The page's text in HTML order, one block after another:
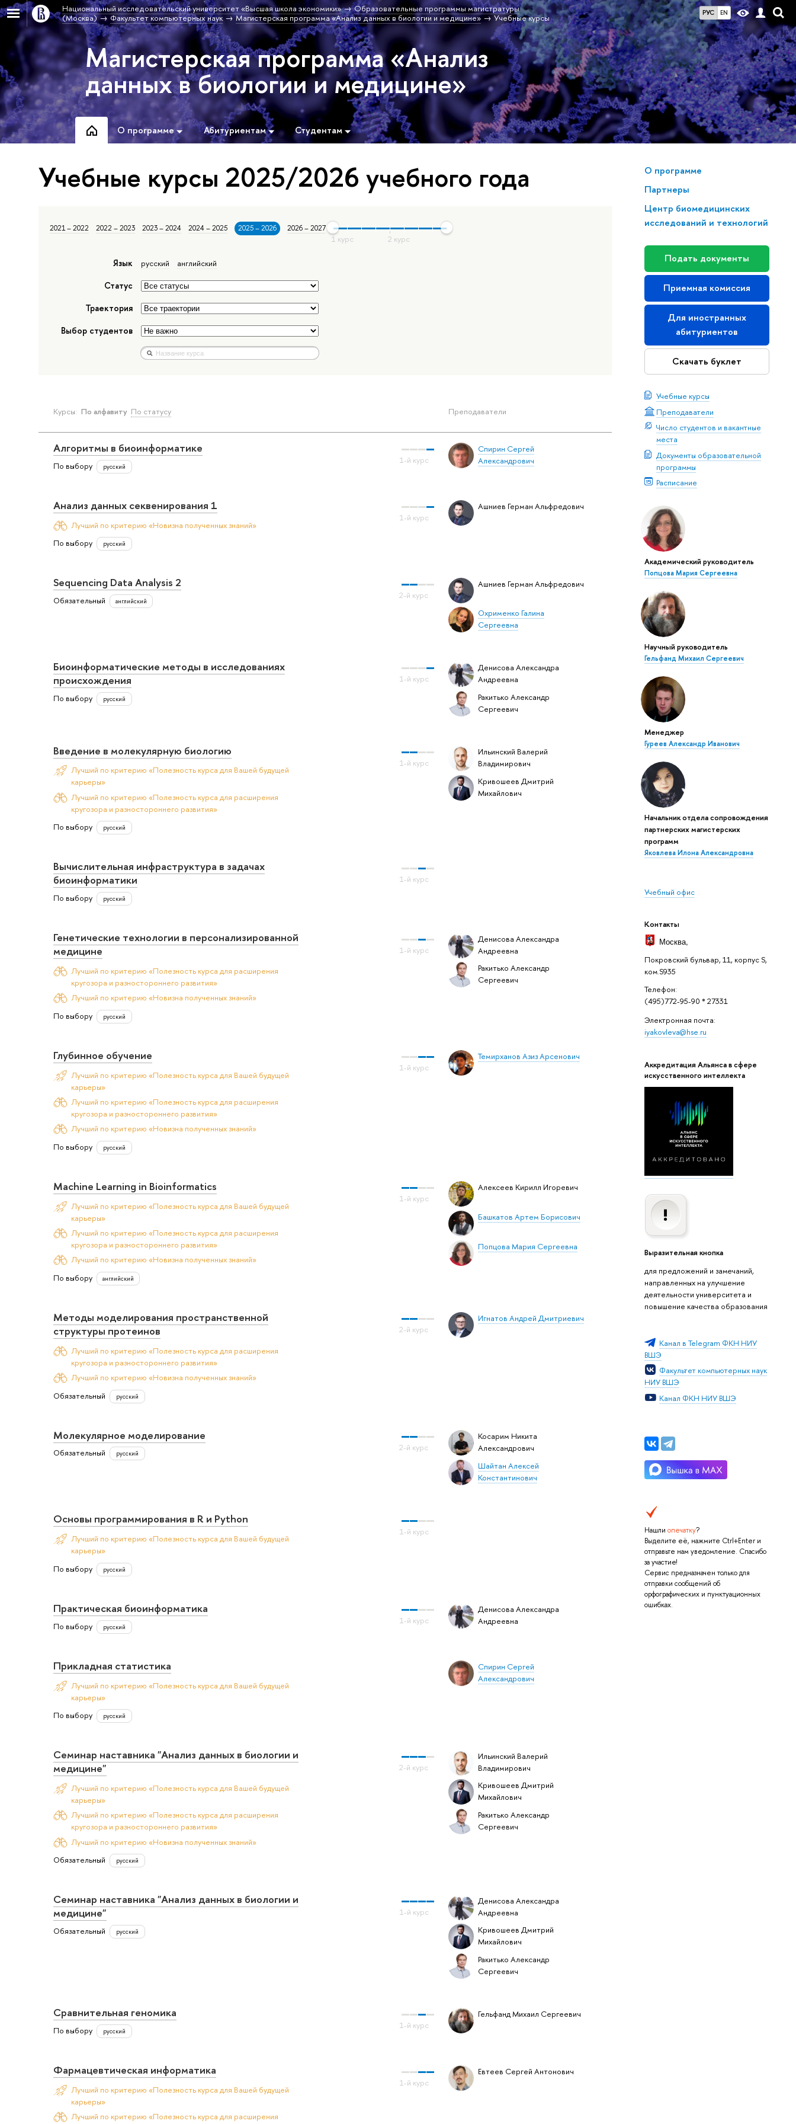
РУС EN
Национальный исследовательский университет «Высшая школа экономики»
Образовательные программы магистратуры
(Москва)
Факультет компьютерных наук Магистерская программа «Анализ данных в биологии и медицине» Учебные курсы
Магистерская программа «Анализ
данных в биологии и медицине»
О программе Абитуриентам Студентам
О программе
Партнеры
Центр биомедицинских
исследований и технологий
Подать документы
Приемная комиссия
Для иностранных
абитуриентов
Скачать буклет
Учебные курсы
Преподаватели
Число студентов и вакантные
места
Документы образовательной
программы
Расписание
Академический руководитель
Попцова Мария Сергеевна
Научный руководитель
Гельфанд Михаил Сергеевич
Менеджер
Гуреев Александр Иванович
Начальник отдела сопровождения
партнерских магистерских
программ
Яковлева Илона Александровна
Учебный офис
Контакты
Москва,
Покровский бульвар, 11, корпус S,
ком.S935
Телефон:
(495)772-95-90 * 27331
Электронная почта:
iyakovleva@hse.ru
Аккредитация Альянса в сфере
искусственного интеллекта
Выразительная кнопка
для предложений и замечаний,
направленных на улучшение
деятельности университета и
повышение качества образования
Канал в Telegram ФКН НИУ
ВШЭ
Факультет компьютерных наук
НИУ ВШЭ
Канал ФКН НИУ ВШЭ
Нашли опечатку?
Выделите её, нажмите Ctrl+Enter и
отправьте нам уведомление. Спасибо
за участие!
Сервис предназначен только для
отправки сообщений об
орфографических и пунктуационных
ошибках.
Учебные курсы 2025/2026 учебного года
2021 – 2022 2022 – 2023 2023 – 2024 2024 – 2025 2025 – 2026 2026 – 2027
Язык русский английский
Статус
Траектория
Выбор студентов
Преподаватели
Курсы: По алфавиту По статусу
Спирин Сергей
Александрович
Алгоритмы в биоинформатике
По выбору русский
Ашниев Герман Альфредович
Анализ данных секвенирования 1
Лучший по критерию «Новизна полученных знаний»
По выбору
русский
Ашниев Герман Альфредович
Охрименко Галина
Сергеевна
Sequencing Data Analysis 2
Обязательный английский
Денисова Александра
Андреевна
Ракитько Александр
Сергеевич
Биоинформатические методы в исследованиях
происхождения
По выбору русский
Ильинский Валерий
Владимирович
Кривошеев Дмитрий
Михайлович
Введение в молекулярную биологию
Лучший по критерию «Полезность курса для Вашей будущей
карьеры»
Лучший по критерию «Полезность курса для расширения
кругозора и разностороннего развития»
По выбору
русский
Вычислительная инфраструктура в задачах
биоинформатики
По выбору русский
Денисова Александра
Андреевна
Ракитько Александр
Сергеевич
Генетические технологии в персонализированной
медицине
Лучший по критерию «Полезность курса для расширения
кругозора и разностороннего развития»
Лучший по критерию «Новизна полученных знаний»
По выбору
русский
Темирханов Азиз Арсенович
Глубинное обучение
Лучший по критерию «Полезность курса для Вашей будущей
карьеры»
Лучший по критерию «Полезность курса для расширения
кругозора и разностороннего развития»
Лучший по критерию «Новизна полученных знаний»
По выбору
русский
Алексеев Кирилл Игоревич
Башкатов Артем Борисович
Попцова Мария Сергеевна
Machine Learning in Bioinformatics
Лучший по критерию «Полезность курса для Вашей будущей
карьеры»
Лучший по критерию «Полезность курса для расширения
кругозора и разностороннего развития»
Лучший по критерию «Новизна полученных знаний»
По выбору
английский
Игнатов Андрей Дмитриевич
Методы моделирования пространственной
структуры протеинов
Лучший по критерию «Полезность курса для расширения
кругозора и разностороннего развития»
Лучший по критерию «Новизна полученных знаний»
Обязательный
русский
Косарим Никита
Александрович
Шайтан Алексей
Константинович
Молекулярное моделирование
Обязательный русский
Основы программирования в R и Python
Лучший по критерию «Полезность курса для Вашей будущей
карьеры»
По выбору
русский
Денисова Александра
Андреевна
Практическая биоинформатика
По выбору русский
Спирин Сергей
Александрович
Прикладная статистика
Лучший по критерию «Полезность курса для Вашей будущей
карьеры»
По выбору
русский
Ильинский Валерий
Владимирович
Кривошеев Дмитрий
Михайлович
Ракитько Александр
Сергеевич
Семинар наставника "Анализ данных в биологии и
медицине"
Лучший по критерию «Полезность курса для Вашей будущей
карьеры»
Лучший по критерию «Полезность курса для расширения
кругозора и разностороннего развития»
Лучший по критерию «Новизна полученных знаний»
Обязательный
русский
Денисова Александра
Андреевна
Кривошеев Дмитрий
Михайлович
Ракитько Александр
Сергеевич
Семинар наставника "Анализ данных в биологии и
медицине"
Обязательный русский
Гельфанд Михаил Сергеевич
Сравнительная геномика
По выбору русский
Евтеев Сергей Антонович
Фармацевтическая информатика
Лучший по критерию «Полезность курса для Вашей будущей
карьеры»
Лучший по критерию «Полезность курса для расширения